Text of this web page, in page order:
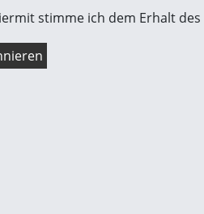
stimme ich dem Erhalt des